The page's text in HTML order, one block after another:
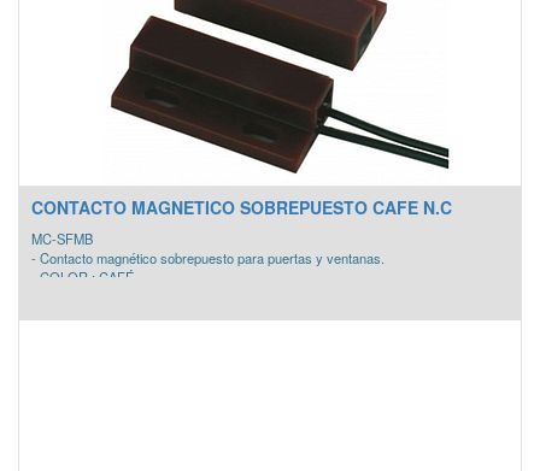
CONTACTO MAGNETICO SOBREPUESTO CAFE N.C
MC-SFMB
- Contacto magnético sobrepuesto para puertas y ventanas.
- COLOR : CAFÉ